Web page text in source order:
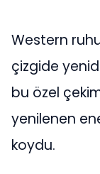
Western
çizgide
bu özel
yenilenen
koydu.